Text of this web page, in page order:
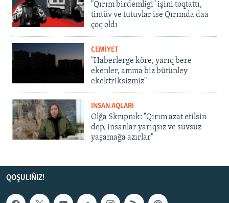
"Qırım birdemligi" işini toqtattı,
tintüv ve tutuvlar ise Qırımda daa
çoq oldı
CEMİYET
"Haberlerge köre, yarıq bere
ekenler, amma biz bütünley
ekektriksizmiz"
İNSAN AQLARI
Olğa Skrıpnık: "Qırım azat etilsin
dep, insanlar yarıqsız ve suvsuz
yaşamağa azırlar"
QOŞULIÑIZ!